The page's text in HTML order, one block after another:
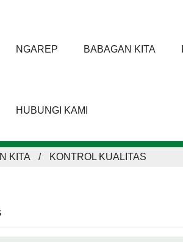
NGAREP BABAGAN KITA
HUBUNGI KAMI
KITA KONTROL KUALITAS